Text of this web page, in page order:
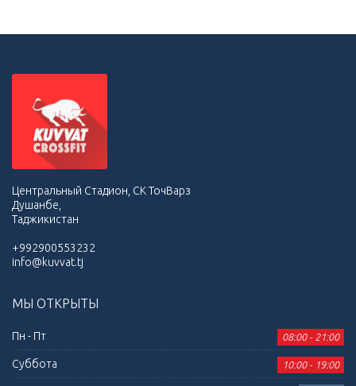
Центральный Стадион, СК ТочВарз
Душанбе,
Таджикистан
+992900553232
info@kuvvat.tj
МЫ ОТКРЫТЫ
Пн - Пт 08:00 - 21:00
Суббота 10:00 - 19:00